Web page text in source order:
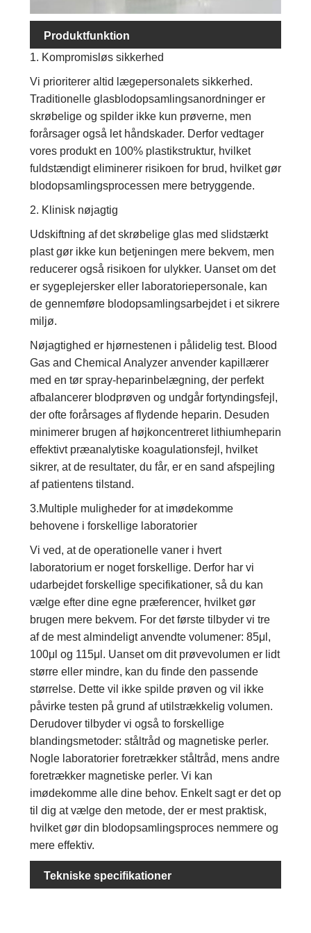
Produktfunktion
1. Kompromisløs sikkerhed
Vi prioriterer altid lægepersonalets sikkerhed.
Traditionelle glasblodopsamlingsanordninger er
skrøbelige og spilder ikke kun prøverne, men
forårsager også let håndskader. Derfor vedtager
vores produkt en 100% plastikstruktur, hvilket
fuldstændigt eliminerer risikoen for brud, hvilket gør
blodopsamlingsprocessen mere betryggende.
2. Klinisk nøjagtig
Udskiftning af det skrøbelige glas med slidstærkt
plast gør ikke kun betjeningen mere bekvem, men
reducerer også risikoen for ulykker. Uanset om det
er sygeplejersker eller laboratoriepersonale, kan
de gennemføre blodopsamlingsarbejdet i et sikrere
miljø.
Nøjagtighed er hjørnestenen i pålidelig test. Blood
Gas and Chemical Analyzer anvender kapillærer
med en tør spray-heparinbelægning, der perfekt
afbalancerer blodprøven og undgår fortyndingsfejl,
der ofte forårsages af flydende heparin. Desuden
minimerer brugen af ​​højkoncentreret lithiumheparin
effektivt præanalytiske koagulationsfejl, hvilket
sikrer, at de resultater, du får, er en sand afspejling
af patientens tilstand.
3.Multiple muligheder for at imødekomme
behovene i forskellige laboratorier
Vi ved, at de operationelle vaner i hvert
laboratorium er noget forskellige. Derfor har vi
udarbejdet forskellige specifikationer, så du kan
vælge efter dine egne præferencer, hvilket gør
brugen mere bekvem. For det første tilbyder vi tre
af de mest almindeligt anvendte volumener: 85μl,
100μl og 115μl. Uanset om dit prøvevolumen er lidt
større eller mindre, kan du finde den passende
størrelse. Dette vil ikke spilde prøven og vil ikke
påvirke testen på grund af utilstrækkelig volumen.
Derudover tilbyder vi også to forskellige
blandingsmetoder: ståltråd og magnetiske perler.
Nogle laboratorier foretrækker ståltråd, mens andre
foretrækker magnetiske perler. Vi kan
imødekomme alle dine behov. Enkelt sagt er det op
til dig at vælge den metode, der er mest praktisk,
hvilket gør din blodopsamlingsproces nemmere og
mere effektiv.
Tekniske specifikationer